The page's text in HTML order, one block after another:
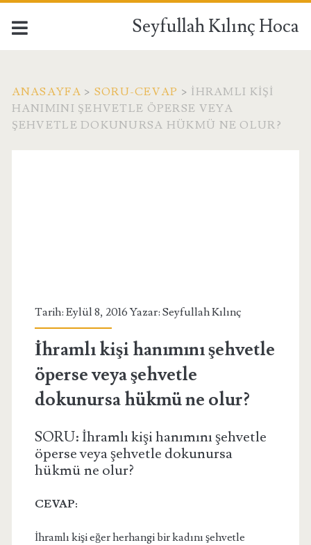
Seyfullah Kılınç Hoca
ANASAYFA > SORU-CEVAP > İHRAMLI KIŞI
HANIMINI ŞEHVETLE ÖPERSE VEYA
ŞEHVETLE DOKUNURSA HÜKMÜ NE OLUR?
Tarih: Eylül 8, 2016 Yazar: Seyfullah Kılınç
İhramlı kişi hanımını şehvetle
öperse veya şehvetle
dokunursa hükmü ne olur?
SORU: İhramlı kişi hanımını şehvetle
öperse veya şehvetle dokunursa
hükmü ne olur?
CEVAP:
İhramlı kişi eğer herhangi bir kadını şehvetle